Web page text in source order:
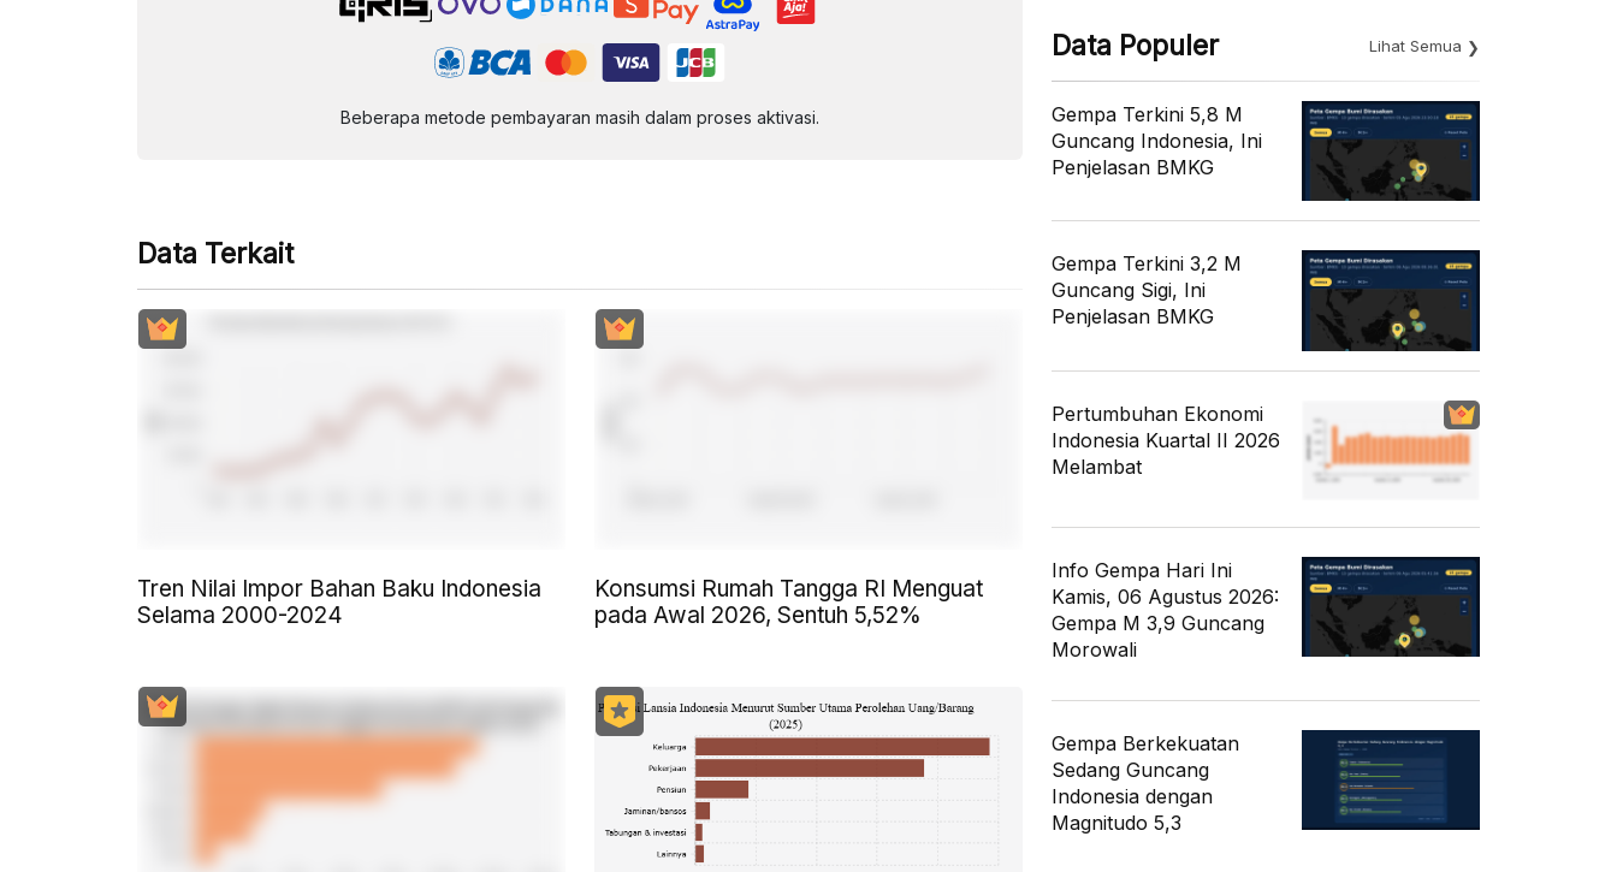
Beberapa metode pembayaran masih dalam proses aktivasi.
Data Terkait
Tren Nilai Impor Bahan Baku Indonesia
Selama 2000-2024
Konsumsi Rumah Tangga RI Menguat
pada Awal 2026, Sentuh 5,52%
Data Populer Lihat Semua
Gempa Terkini 5,8 M
Guncang Indonesia, Ini
Penjelasan BMKG
Gempa Terkini 3,2 M
Guncang Sigi, Ini
Penjelasan BMKG
Pertumbuhan Ekonomi
Indonesia Kuartal II 2026
Melambat
Info Gempa Hari Ini
Kamis, 06 Agustus 2026:
Gempa M 3,9 Guncang
Morowali
Gempa Berkekuatan
Sedang Guncang
Indonesia dengan
Magnitudo 5,3